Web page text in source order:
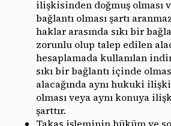
ilişkisinden doğmuş olması
bağlantı olması şartı
haklar arasında sıkı bir
zorunlu olup talep edilen
hesaplamada kullanılan
sıkı bir bağlantı içinde
alacağında aynı hukuki
olması veya aynı konuya
şarttır.